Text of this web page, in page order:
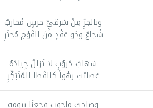
وبالجرِّ مِنْ شرقيِّ حرسٍ مُحاربٌ
شُجاعٌ وذو عَقْدٍ منَ القَوْمِ مُحتَرِ
شهابُ حُروُبٍ لا تَزالُ جِيادُهُ
عَصائبَ رهْواً كالقَطا المُتَبَكِّرِ
وصاحبُ ملحوبٍ فجعنَا بيومهِ